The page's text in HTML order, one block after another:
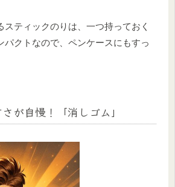
スティックのりは、一つ持っておく
パクトなので、ペンケースにもすっ
が自慢！「消しゴム」